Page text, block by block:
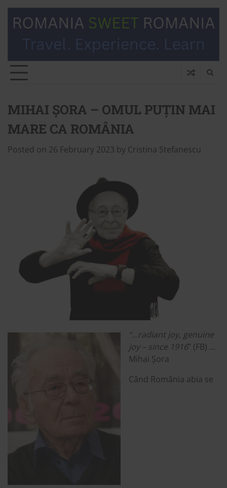
MIHAI ȘORA – OMUL PUȚIN MAI
MARE CA ROMÂNIA
Posted on 26 February 2023 by Cristina Stefanescu
“…radiant joy, genuine
joy – since 1916” (FB) …
Mihai Șora
Când România abia se